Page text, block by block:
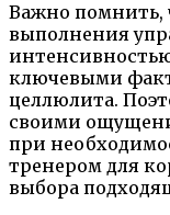
Важно помнить,
выполнения
ключевыми
целлюлита.
своими
при
тренером для
выбора